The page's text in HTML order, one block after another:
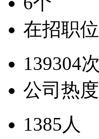
在招职位
139304次
公司热度
1385人